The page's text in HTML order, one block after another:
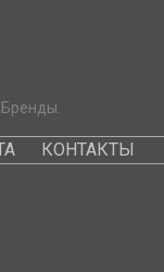
КОНТАКТЫ